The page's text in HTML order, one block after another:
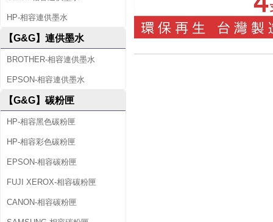
HP-相容連供墨水
【G&G】連供墨水
BROTHER-相容連供墨水
EPSON-相容連供墨水
【G&G】碳粉匣
HP-相容黑色碳粉匣
HP-相容彩色碳粉匣
EPSON-相容碳粉匣
FUJI XEROX-相容碳粉匣
CANON-相容碳粉匣